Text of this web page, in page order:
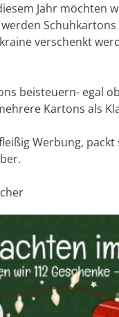
Jahr möchten
verschenkt
beisteuern- egal
Kartons als
Werbung,